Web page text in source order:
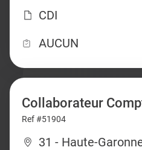
CDI
AUCUN
Collaborateur
Ref #51904
31 - Haute-